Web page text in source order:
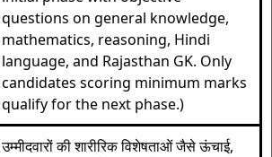
questions on general knowledge,
mathematics, reasoning, Hindi
language, and Rajasthan GK. Only
candidates scoring minimum marks
qualify for the next phase.)
उम्मीदवारों की शारीरिक विशेषताओं जैसे ऊंचाई,